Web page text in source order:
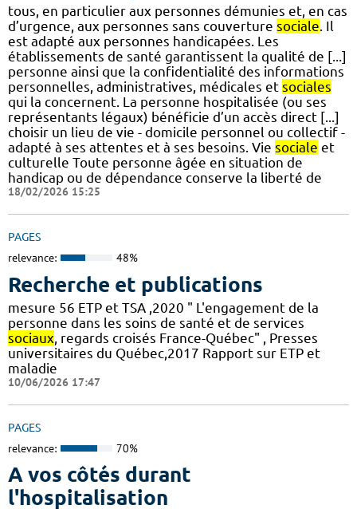
tous, en particulier aux personnes démunies et, en cas
d’urgence, aux personnes sans couverture sociale. Il
est adapté aux personnes handicapées. Les
établissements de santé garantissent la qualité de [...]
personne ainsi que la confidentialité des informations
personnelles, administratives, médicales et sociales
qui la concernent. La personne hospitalisée (ou ses
représentants légaux) bénéficie d’un accès direct [...]
choisir un lieu de vie - domicile personnel ou collectif -
adapté à ses attentes et à ses besoins. Vie sociale et
culturelle Toute personne âgée en situation de
handicap ou de dépendance conserve la liberté de
18/02/2026 15:25
PAGES
relevance: 48%
Recherche et publications
mesure 56 ETP et TSA ,2020 " L'engagement de la
personne dans les soins de santé et de services
sociaux , regards croisés France-Québec" , Presses
universitaires du Québec,2017 Rapport sur ETP et
maladie
10/06/2026 17:47
PAGES
relevance: 70%
A vos côtés durant
l'hospitalisation